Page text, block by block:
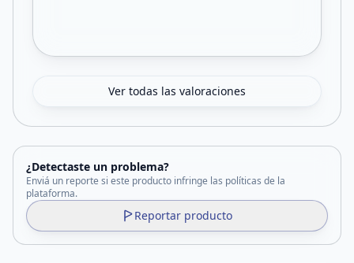
Ver todas las valoraciones
¿Detectaste un problema?
Enviá un reporte si este producto infringe las políticas de la
plataforma.
Reportar producto